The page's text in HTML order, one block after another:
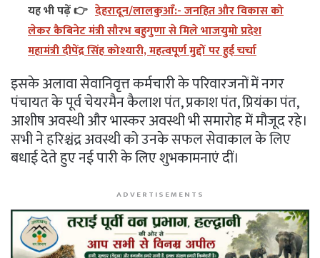
यह भी पढ़ें 👉 देहरादून/लालकुआँ:- जनहित और विकास को
लेकर कैबिनेट मंत्री सौरभ बहुगुणा से मिले भाजयुमो प्रदेश
महामंत्री दीपेंद्र सिंह कोश्यारी, महत्वपूर्ण मुद्दों पर हुई चर्चा
इसके अलावा सेवानिवृत्त कर्मचारी के परिवारजनों में नगर
पंचायत के पूर्व चेयरमैन कैलाश पंत, प्रकाश पंत, प्रियंका पंत,
आशीष अवस्थी और भास्कर अवस्थी भी समारोह में मौजूद रहे।
सभी ने हरिश्चंद्र अवस्थी को उनके सफल सेवाकाल के लिए
बधाई देते हुए नई पारी के लिए शुभकामनाएं दीं।
ADVERTISEMENTS